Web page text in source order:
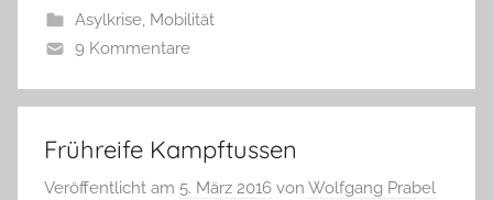
Asylkrise, Mobilität
9 Kommentare
Frühreife Kampftussen
Veröffentlicht am 5. März 2016 von Wolfgang Prabel